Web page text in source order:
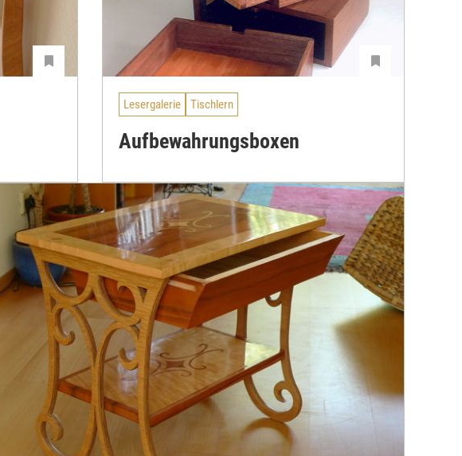
Lesergalerie Tischlern
Aufbewahrungsboxen